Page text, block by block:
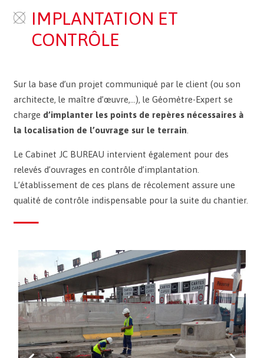
IMPLANTATION ET
CONTRÔLE
Sur la base d’un projet communiqué par le client (ou son
architecte, le maître d’œuvre,…), le Géomètre-Expert se
charge d’implanter les points de repères nécessaires à
la localisation de l’ouvrage sur le terrain
Le Cabinet JC BUREAU intervient également pour des
relevés d’ouvrages en contrôle d’implantation.
L’établissement de ces plans de récolement assure une
qualité de contrôle indispensable pour la suite du chantier.